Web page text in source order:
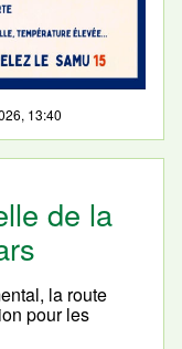
13:40
de la
la route
pour les